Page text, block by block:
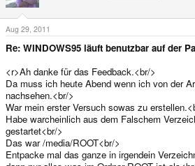
Aug 29, 2011
Re: WINDOWS95 läuft benutzbar auf der
<r>Ah danke für das Feedback.<br/>
Da muss ich heute Abend wenn ich von der
nachsehen.<br/>
War mein erster Versuch sowas zu
Habe warcheinlich aus dem Falschem
gestartet<br/>
Das war /media/ROOT<br/>
Entpacke mal das ganze in irgendein